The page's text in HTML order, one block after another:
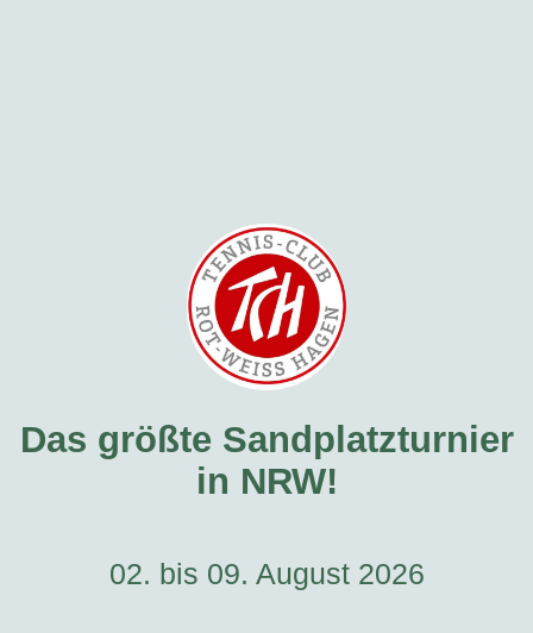
Das größte Sandplatzturnier
in NRW!
02. bis 09. August 2026